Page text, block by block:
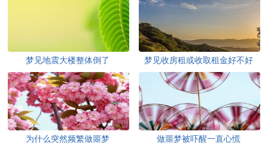
梦见地震大楼整体倒了 梦见收房租或收取租金好不好
为什么突然频繁做噩梦 做噩梦被吓醒一直心慌